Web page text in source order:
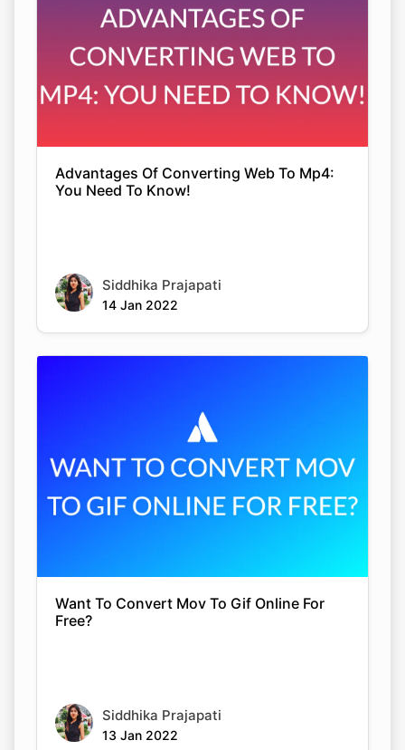
Advantages Of Converting Web To Mp4:
You Need To Know!
Siddhika Prajapati
14 Jan 2022
Want To Convert Mov To Gif Online For
Free?
Siddhika Prajapati
13 Jan 2022